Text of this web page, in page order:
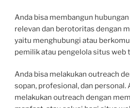
Anda bisa membangun
relevan dan berotoritas dengan
yaitu menghubungi atau
pemilik atau pengelola situs web
Anda bisa melakukan outreach
sopan, profesional, dan personal.
melakukan outreach dengan